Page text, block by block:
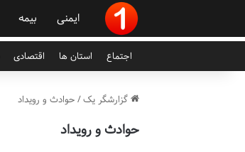
ایمنی بیمه
اجتماع استان ها اقتصادی
گزارشگر یک/ حوادث و رویداد
حوادث و رویداد